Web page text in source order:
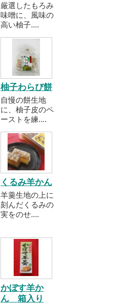
厳選したもろみ
味噌に、風味の
高い柚子....
柚子わらび餅
自慢の餅生地
に、柚子皮のペ
ーストを練....
くるみ羊かん
羊羹生地の上に
刻んだくるみの
実をのせ....
かぼす羊か
ん 箱入り